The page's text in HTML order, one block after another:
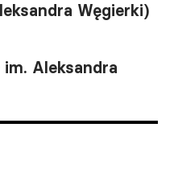
Węgierki)
Aleksandra